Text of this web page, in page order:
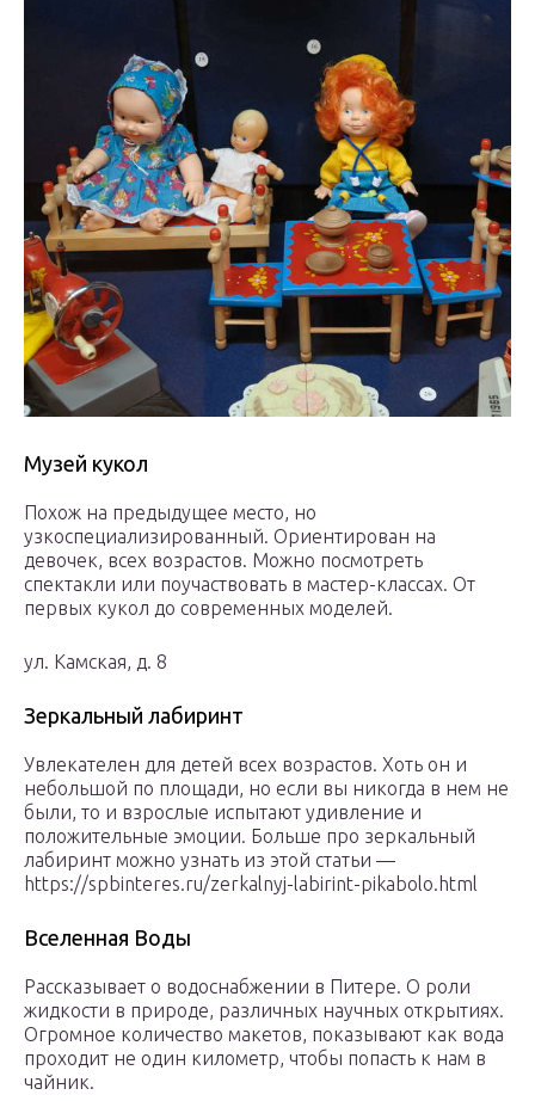
Музей кукол
Похож на предыдущее место, но
узкоспециализированный. Ориентирован на
девочек, всех возрастов. Можно посмотреть
спектакли или поучаствовать в мастер-классах. От
первых кукол до современных моделей.
ул. Камская, д. 8
Зеркальный лабиринт
Увлекателен для детей всех возрастов. Хоть он и
небольшой по площади, но если вы никогда в нем не
были, то и взрослые испытают удивление и
положительные эмоции. Больше про зеркальный
лабиринт можно узнать из этой статьи —
https://spbinteres.ru/zerkalnyj-labirint-pikabolo.html
Вселенная Воды
Рассказывает о водоснабжении в Питере. О роли
жидкости в природе, различных научных открытиях.
Огромное количество макетов, показывают как вода
проходит не один километр, чтобы попасть к нам в
чайник.